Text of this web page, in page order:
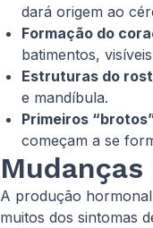
dará origem ao
Formação do
batimentos,
Estruturas do
e mandíbula.
Primeiros
começam a se
A produção
muitos dos sintomas